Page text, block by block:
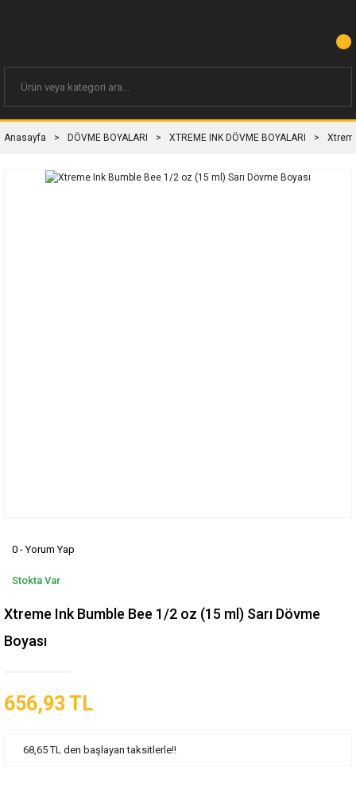
Anasayfa DÖVME BOYALARI XTREME INK DÖVME BOYALARI
0 - Yorum Yap
Stokta Var
Xtreme Ink Bumble Bee 1/2 oz (15 ml) Sarı Dövme
Boyası
656,93 TL
68,65 TL den başlayan taksitlerle!!